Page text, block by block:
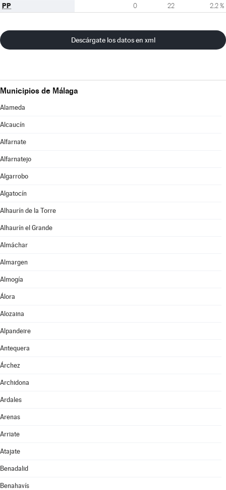
PP 0 22 2,2 %
Descárgate los datos en xml
Municipios de Málaga
Alameda
Alcaucín
Alfarnate
Alfarnatejo
Algarrobo
Algatocín
Alhaurín de la Torre
Alhaurín el Grande
Almáchar
Almargen
Almogía
Álora
Alozaina
Alpandeire
Antequera
Árchez
Archidona
Ardales
Arenas
Arriate
Atajate
Benadalid
Benahavís